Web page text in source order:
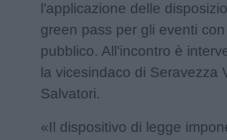
l'applicazione delle
green pass per gli eventi
pubblico. All'incontro è
la vicesindaco di Seravezza
Salvatori.
«Il dispositivo di legge